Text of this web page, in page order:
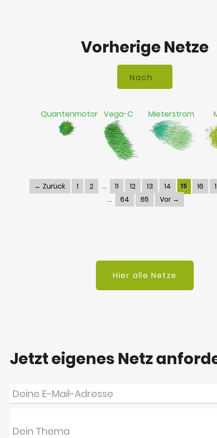
Vorherige Netze
Quantenmotor Vega-C Mieterstrom
← Zurück 1 2 11 12 13 14 15 16
64
65 Vor →
Hier alle Netze
Jetzt eigenes Netz